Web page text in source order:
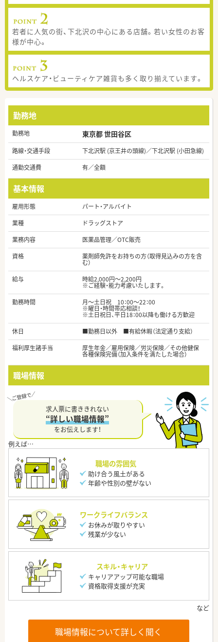
若者に人気の街、下北沢の中心にある店舗。若い女性のお客
様が中心。
ヘルスケア・ビューティケア雑貨も多く取り揃えています。
勤務地
勤務地 東京都 世田谷区
路線・交通手段
下北沢駅 (京王井の頭線)／下北沢駅 (小田急線)
通勤交通費
有／全額
基本情報
雇用形態
パート・アルバイト
業種
ドラッグストア
業務内容
医薬品管理／OTC販売
資格
薬剤師免許をお持ちの方（取得見込みの方を含
む）
給与
時給2,000円～2,200円
※ご経験・能力考慮いたします。
勤務時間
月～土日祝 10：00～22：00
※曜日・時間帯応相談！
※土日祝日、平日18：00以降も働ける方歓迎
休日
■勤務日以外 ■有給休暇（法定通り支給）
福利厚生諸手当
厚生年金／雇用保険／労災保険／その他健保
各種保険完備（加入条件を満たした場合）
職場情報
求人票に書ききれない
“詳しい職場情報”
をお伝えします！
職場の雰囲気
助け合う風土がある
年齢や性別の壁がない
ワークライフバランス
お休みが取りやすい
残業が少ない
スキル・キャリア
キャリアアップ可能な職場
資格取得支援が充実
職場情報について詳しく聞く